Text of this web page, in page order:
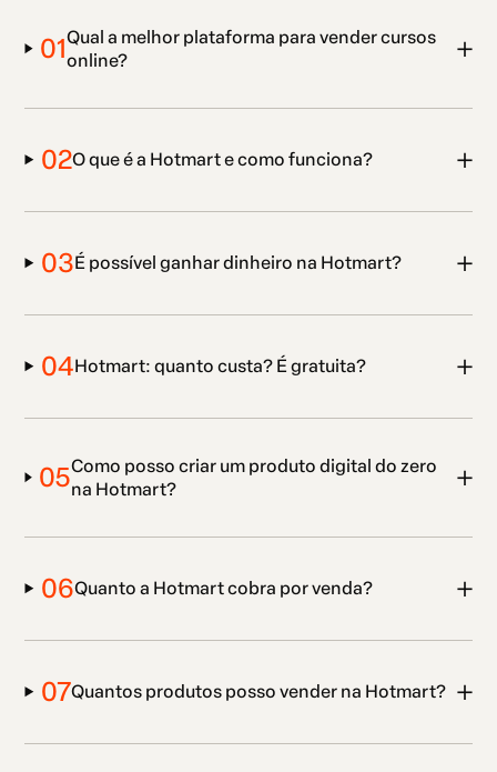
01Qual a melhor plataforma para vender cursos
online?
02O que é a Hotmart e como funciona?
03É possível ganhar dinheiro na Hotmart?
04Hotmart: quanto custa? É gratuita?
05Como posso criar um produto digital do zero
na Hotmart?
06Quanto a Hotmart cobra por venda?
07Quantos produtos posso vender na Hotmart?